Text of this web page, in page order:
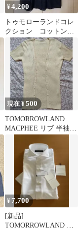
¥4,200
トゥモローランドコレ
クション コットンボ
イルピンタックブラウ
ス
現在 ¥500
TOMORROWLAND
MACPHEE リブ 半袖
¥ 7,700
[新品]
TOMORROWLAND メ